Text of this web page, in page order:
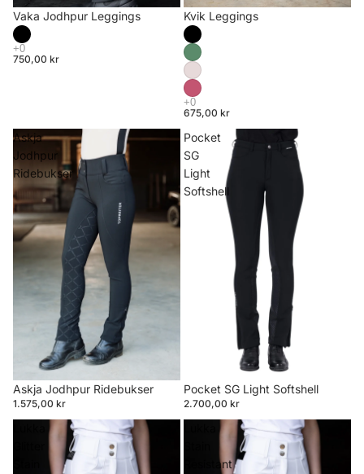
Vaka Jodhpur Leggings
750,00 kr
Kvik Leggings
675,00 kr
Askja
Jodhpur
Ridebukser
Askja Jodhpur Ridebukser
1.575,00 kr
Pocket
SG
Light
Softshell
Pocket SG Light Softshell
2.700,00 kr
Resistant